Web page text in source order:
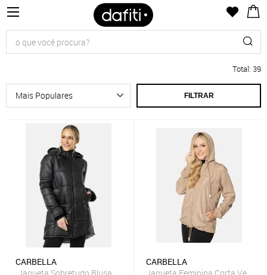
Total: 39
FILTRAR
CARBELLA
CARBELLA